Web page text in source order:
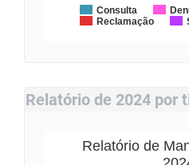
Consulta
Reclamação
Relatório de 2024 por
Relatório de